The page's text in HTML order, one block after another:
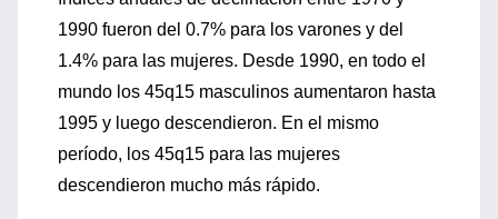
1990 fueron del 0.7% para los varones y del
1.4% para las mujeres. Desde 1990, en todo el
mundo los 45q15 masculinos aumentaron hasta
1995 y luego descendieron. En el mismo
período, los 45q15 para las mujeres
descendieron mucho más rápido.